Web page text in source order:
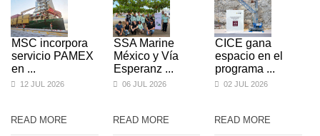
MSC incorpora
servicio PAMEX
en ...
12 JUL 2026
READ MORE
SSA Marine
México y Vía
Esperanz ...
06 JUL 2026
READ MORE
CICE gana
espacio en el
programa ...
02 JUL 2026
READ MORE